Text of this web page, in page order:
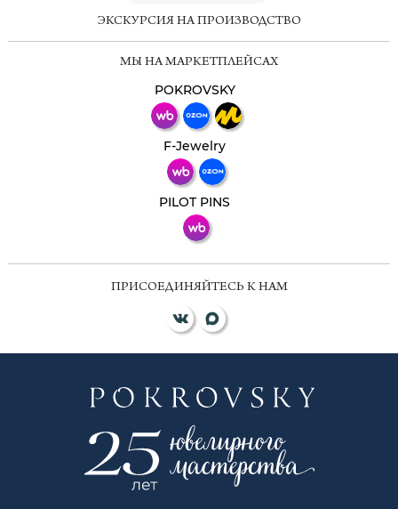
ЭКСКУРСИЯ НА ПРОИЗВОДСТВО
МЫ НА МАРКЕТПЛЕЙСАХ
POKROVSKY
F-Jewelry
PILOT PINS
ПРИСОЕДИНЯЙТЕСЬ К НАМ